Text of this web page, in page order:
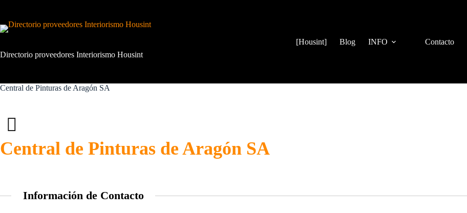
contenido
Directorio proveedores Interiorismo Housint
[Housint] Blog INFO Contacto
Central de Pinturas de Aragón SA
Central de Pinturas de Aragón SA
Información de Contacto